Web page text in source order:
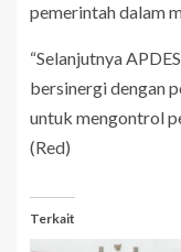
pemerintah dalam
“Selanjutnya
bersinergi dengan
untuk mengontrol
(Red)
Terkait